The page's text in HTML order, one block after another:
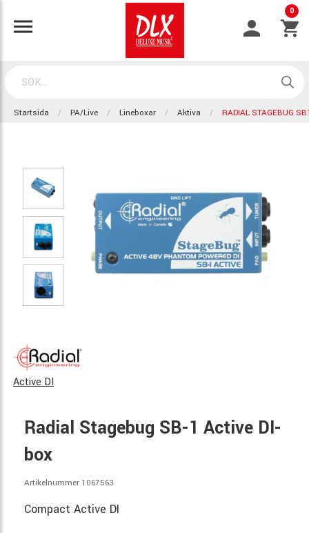
0
Startsida PA/Live Lineboxar Aktiva RADIAL STAGEBUG
Active DI
Radial Stagebug SB-1 Active DI-
box
Artikelnummer 1067563
Compact Active DI